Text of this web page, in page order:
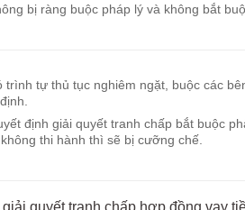
bị ràng buộc pháp lý và không bắt
trình tự thủ tục nghiêm ngặt, buộc các
định giải quyết tranh chấp bắt buộc
thi hành thì sẽ bị cưỡng chế.
quyết tranh chấp hợp đồng vay